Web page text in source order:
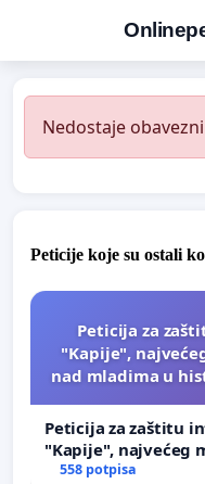
Nedostaje
Peticije koje su ostali
Peticija za
"Kapije",
nad mladima u
Peticija za zaštitu
"Kapije", najvećeg
mladima u historiji
558 potpisa